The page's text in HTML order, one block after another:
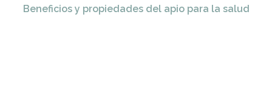
Beneficios y propiedades del apio para la salud